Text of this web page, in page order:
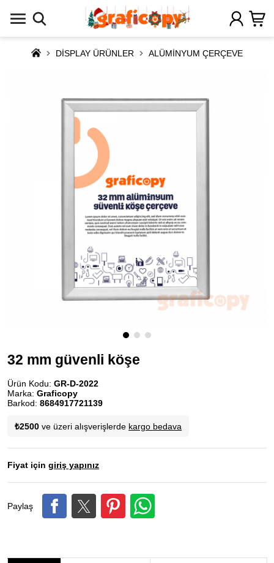
DİSPLAY ÜRÜNLER ALÜMİNYUM ÇERÇEVE
32 mm güvenli köşe
Ürün Kodu: GR-D-2022
Marka: Graficopy
Barkod: 8684917721139
₺2500 ve üzeri alışverişlerde kargo bedava
Fiyat için giriş yapınız
Paylaş